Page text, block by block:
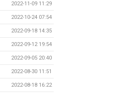
2022-11-09 11:29
2022-10-24 07:54
2022-09-18 14:35
2022-09-12 19:54
2022-09-05 20:40
2022-08-30 11:51
2022-08-18 16:22